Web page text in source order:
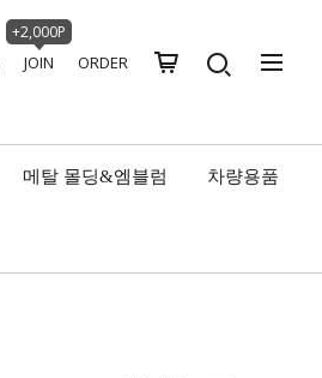
JOIN
+2,000P
ORDER
메탈 몰딩&엠블럼 차량용품